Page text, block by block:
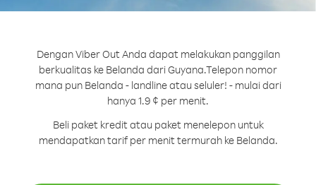
Dengan Viber Out Anda dapat melakukan panggilan
berkualitas ke Belanda dari Guyana.Telepon nomor
mana pun Belanda - landline atau seluler! - mulai dari
hanya 1.9 ¢ per menit.
Beli paket kredit atau paket menelepon untuk
mendapatkan tarif per menit termurah ke Belanda.